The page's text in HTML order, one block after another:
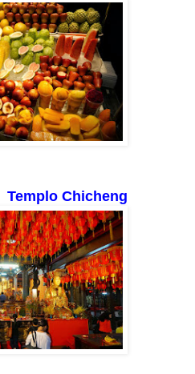
Templo Chicheng